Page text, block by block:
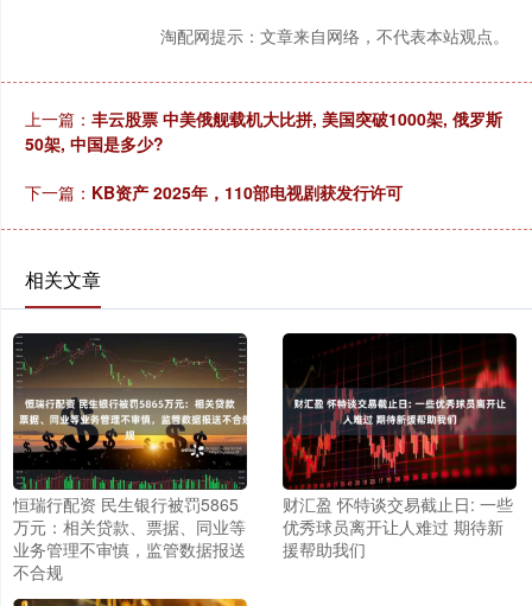
淘配网提示：文章来自网络，不代表本站观点。
上一篇： 丰云股票 中美俄舰载机大比拼, 美国突破1000架, 俄罗斯
50架, 中国是多少?
下一篇： KB资产 2025年，110部电视剧获发行许可
相关文章
恒瑞行配资 民生银行被罚5865
万元：相关贷款、票据、同业等
业务管理不审慎，监管数据报送
不合规
财汇盈 怀特谈交易截止日: 一些
优秀球员离开让人难过 期待新
援帮助我们